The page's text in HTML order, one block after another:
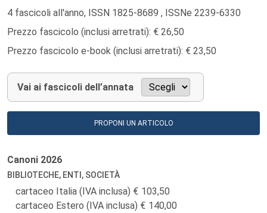
4 fascicoli all'anno, ISSN 1825-8689 , ISSNe 2239-6330
Prezzo fascicolo (inclusi arretrati): € 26,50
Prezzo fascicolo e-book (inclusi arretrati): € 23,50
Vai ai fascicoli dell’annata
PROPONI UN ARTICOLO
Canoni 2026
BIBLIOTECHE, ENTI, SOCIETÀ
cartaceo Italia (IVA inclusa)
103,50
cartaceo Estero (IVA inclusa)
140,00